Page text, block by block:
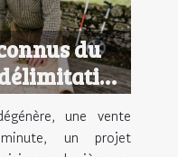
du
une vente
un projet